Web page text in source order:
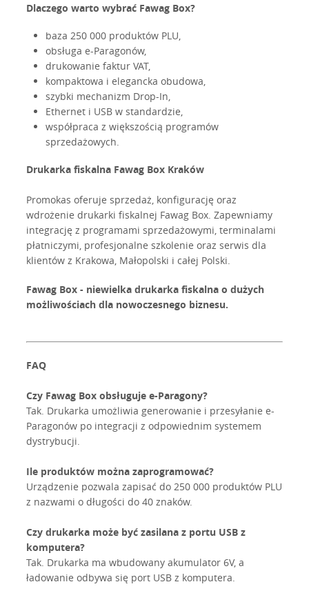
Dlaczego warto wybrać Fawag Box?
baza 250 000 produktów PLU,
obsługa e-Paragonów,
drukowanie faktur VAT,
kompaktowa i elegancka obudowa,
szybki mechanizm Drop-In,
Ethernet i USB w standardzie,
współpraca z większością programów
sprzedażowych.
Drukarka fiskalna Fawag Box Kraków
Promokas oferuje sprzedaż, konfigurację oraz
wdrożenie drukarki fiskalnej Fawag Box. Zapewniamy
integrację z programami sprzedażowymi, terminalami
płatniczymi, profesjonalne szkolenie oraz serwis dla
klientów z Krakowa, Małopolski i całej Polski.
Fawag Box - niewielka drukarka fiskalna o dużych
możliwościach dla nowoczesnego biznesu.
FAQ
Czy Fawag Box obsługuje e-Paragony?
Tak. Drukarka umożliwia generowanie i przesyłanie e-
Paragonów po integracji z odpowiednim systemem
dystrybucji.
Ile produktów można zaprogramować?
Urządzenie pozwala zapisać do 250 000 produktów PLU
z nazwami o długości do 40 znaków.
Czy drukarka może być zasilana z portu USB z
komputera?
Tak. Drukarka ma wbudowany akumulator 6V, a
ładowanie odbywa się port USB z komputera.